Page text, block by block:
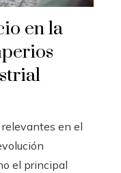
en la
en el
el principal